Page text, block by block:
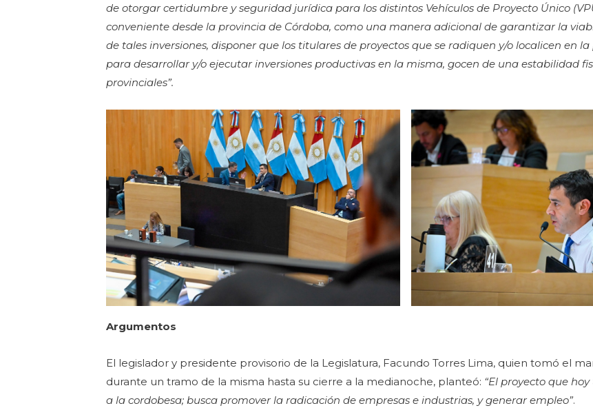
de otorgar certidumbre y seguridad jurídica para los distintos Vehículos de Proyecto Único
conveniente desde la provincia de Córdoba, como una manera adicional de garantizar la
de tales inversiones, disponer que los titulares de proyectos que se radiquen y/o localicen en
para desarrollar y/o ejecutar inversiones productivas en la misma, gocen de una estabilidad
provinciales”.
Argumentos
El legislador y presidente provisorio de la Legislatura, Facundo Torres Lima, quien tomó el
durante un tramo de la misma hasta su cierre a la medianoche, planteó: “El proyecto que
a la cordobesa; busca promover la radicación de empresas e industrias, y generar empleo”.